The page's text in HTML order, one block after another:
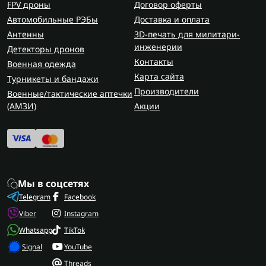
Одежда для военных
не должна мешать посадке
шлема и использованию его аксессуаров.
Где приобрести аксессуары для
шлемов?
Купить аксессуары для военных шлемов и касок
можно в Flash Army. Здесь представлены
надежные модели для разных задач — от камер
сделаны из прочных материалов и рассчитаны
на полевые условия, обеспечивая комфорт и
FPV дроны
Автомобильные РЭБы
Антенны
Детекторы дронов
Военная одежда
Турникеты и бандажи
Военные/тактические аптечки
(AMЗИ)
Договор оферты
Доставка и оплата
3D-печать для милитари-
инженерии
Контакты
Карта сайта
Производители
Акции
Мы в соцсетях
Telegram
Viber
Whatsapp
Signal
Facebook
Instagram
TikTok
YouTube
Threads